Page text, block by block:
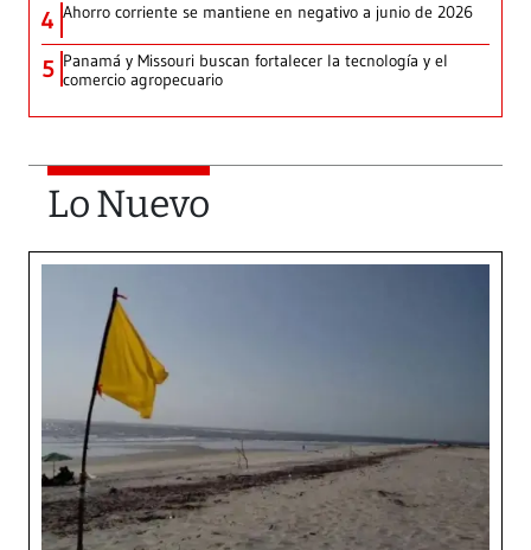
4 Ahorro corriente se mantiene en negativo a junio de 2026
5 Panamá y Missouri buscan fortalecer la tecnología y el
comercio agropecuario
Lo Nuevo